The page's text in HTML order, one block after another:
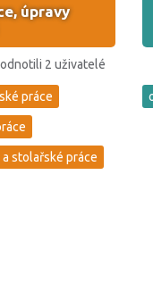
úpravy
2 uživatelé
práce
stolařské práce